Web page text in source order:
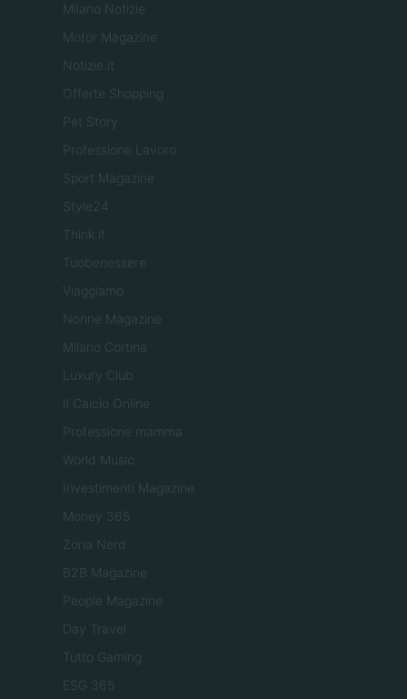
Milano Notizie
Motor Magazine
Notizie.it
Offerte Shopping
Pet Story
Professione Lavoro
Sport Magazine
Style24
Think.it
Tuobenessere
Viaggiamo
Nonne Magazine
Milano Cortina
Luxury Club
Il Calcio Online
Professione mamma
World Music
Investimenti Magazine
Money 365
Zona Nerd
B2B Magazine
People Magazine
Day Travel
Tutto Gaming
ESG 365